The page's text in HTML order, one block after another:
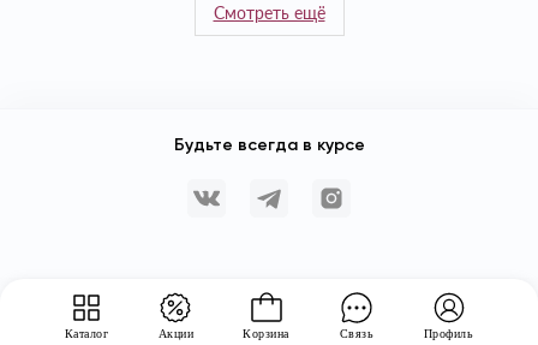
Каталог Акции Корзина Связь Профиль
Смотреть ещё
Будьте всегда в курсе